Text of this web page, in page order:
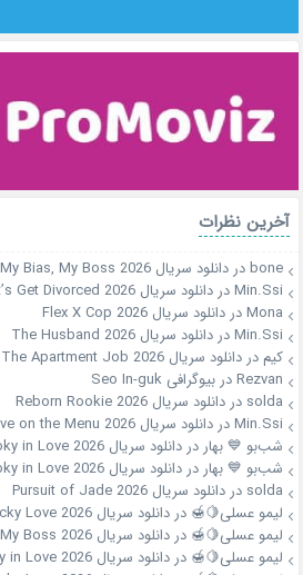
آخرین نظرات
boneدردانلود سریال My Bias, My Boss 2026
Min.Ssiدردانلود سریال OK! Let’s Get Divorced 2026
Monaدردانلود سریال Flex X Cop 2026
Min.Ssiدردانلود سریال The Husband 2026
کیم دردانلود سریال The Apartment Job 2026
Rezvanدربیوگرافی Seo In-guk
solda دردانلود سریال Reborn Rookie 2026
Min.Ssiدردانلود سریال Love on the Menu 2026
شب‌بو 💙 بهار دردانلود سریال Spooky in Love 2026
شب‌بو 💙 بهار دردانلود سریال Spooky in Love 2026
solda دردانلود سریال Pursuit of Jade 2026
لیمو عسلی🍋🍯 دردانلود سریال Our Sticky Love 2026
لیمو عسلی🍋🍯 دردانلود سریال My Bias, My Boss 2026
لیمو عسلی🍋🍯 دردانلود سریال Spooky in Love 2026